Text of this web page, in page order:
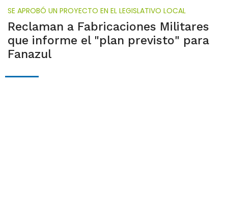
SE APROBÓ UN PROYECTO EN EL LEGISLATIVO LOCAL
Reclaman a Fabricaciones Militares
que informe el "plan previsto" para
Fanazul